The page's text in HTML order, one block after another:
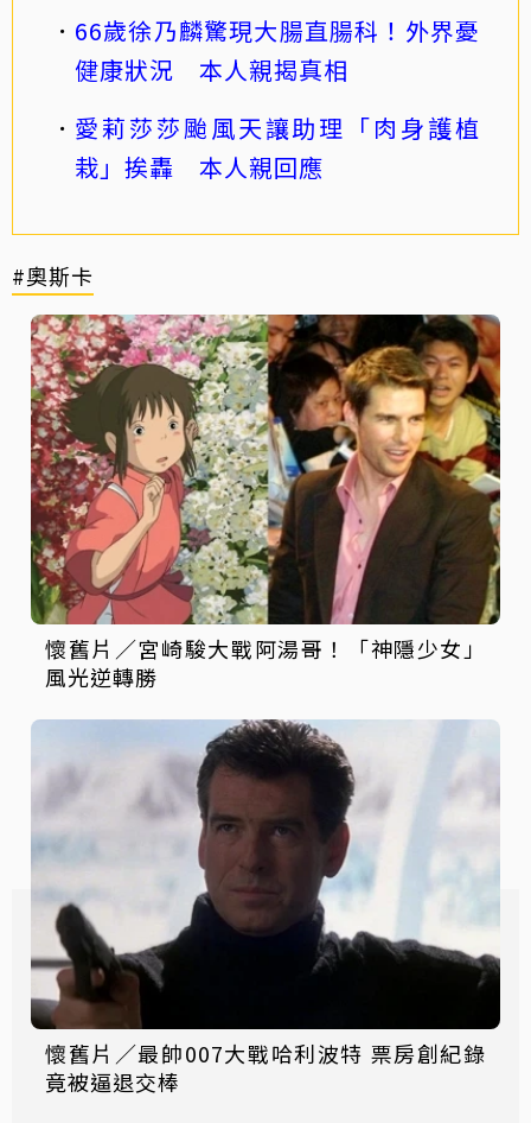
66歲徐乃麟驚現大腸直腸科！外界憂
健康狀況 本人親揭真相
愛莉莎莎颱風天讓助理「肉身護植
栽」挨轟 本人親回應
#奧斯卡
懷舊片／宮崎駿大戰阿湯哥！「神隱少女」
風光逆轉勝
懷舊片／最帥007大戰哈利波特 票房創紀錄
竟被逼退交棒